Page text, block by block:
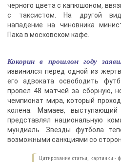
черного цвета с капюшоном,
с таксистом. На другой
нападение на чиновника
Пака в московском кафе.
Кокорин в прошлом году
извинился перед одной из
его адвоката освободить
провел 48 матчей за сборную,
чемпионат мира, который
колена. Мамаев,
представлял национальную
мундиаль. Звезды футбола
возможными санкциями со
Цитирование статьи, картинки -